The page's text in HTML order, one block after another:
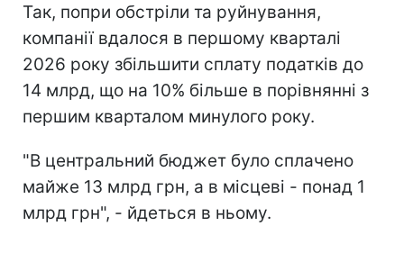
Так, попри обстріли та руйнування,
компанії вдалося в першому кварталі
2026 року збільшити сплату податків до
14 млрд, що на 10% більше в порівнянні з
першим кварталом минулого року.
"В центральний бюджет було сплачено
майже 13 млрд грн, а в місцеві - понад 1
млрд грн", - йдеться в ньому.